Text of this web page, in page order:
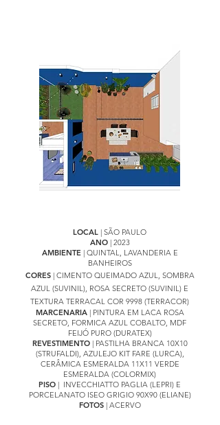
LOCAL | SÃO PAULO
ANO | 2023
AMBIENTE | QUINTAL, LAVANDERIA E
BANHEIROS
CORES| CIMENTO QUEIMADO AZUL, SOMBRA
AZUL (SUVINIL), ROSA SECRETO (SUVINIL) E
TEXTURA TERRACAL COR 9998 (TERRACOR)
MARCENARIA| PINTURA EM LACA ROSA
SECRETO, FORMICA AZUL COBALTO, MDF
FEIJÓ PURO (DURATEX)
REVESTIMENTO| PASTILHA BRANCA 10X10
(STRUFALDI), AZULEJO KIT FARE (LURCA),
CERÂMICA ESMERALDA 11X11 VERDE
ESMERALDA (COLORMIX)
PISO | INVECCHIATTO PAGLIA (LEPRI) E
PORCELANATO ISEO GRIGIO 90X90 (ELIANE)
FOTOS| ACERVO